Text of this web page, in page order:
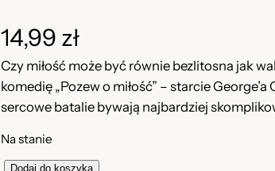
14,99 zł
Czy miłość może być równie bezlitosna jak
komedię „Pozew o miłość” – starcie
sercowe batalie bywają najbardziej
Na stanie
Dodaj do koszyka